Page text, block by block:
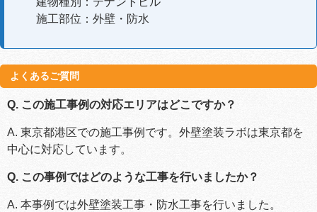
施工部位：外壁・防水
よくあるご質問
Q. この施工事例の対応エリアはどこですか？
A. 東京都港区での施工事例です。外壁塗装ラボは東京都を
中心に対応しています。
Q. この事例ではどのような工事を行いましたか？
A. 本事例では外壁塗装工事・防水工事を行いました。